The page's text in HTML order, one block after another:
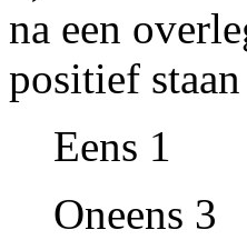
na een
positief
Eens 1
Oneens 3